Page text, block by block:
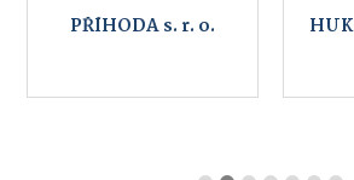
PŘÍHODA s. r. o.